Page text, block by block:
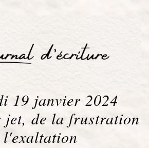
19 janvier 2024
jet, de la frustration